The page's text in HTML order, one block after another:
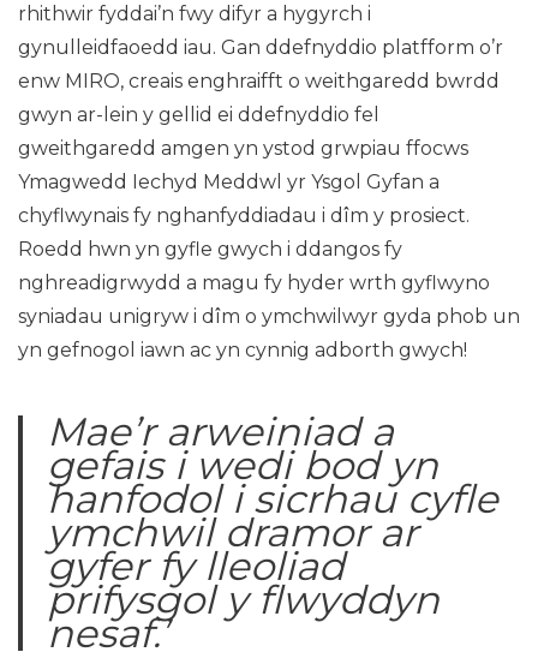
rhithwir fyddai’n fwy difyr a hygyrch i
gynulleidfaoedd iau. Gan ddefnyddio platfform o’r
enw MIRO, creais enghraifft o weithgaredd bwrdd
gwyn ar-lein y gellid ei ddefnyddio fel
gweithgaredd amgen yn ystod grwpiau ffocws
Ymagwedd Iechyd Meddwl yr Ysgol Gyfan a
chyflwynais fy nghanfyddiadau i dîm y prosiect.
Roedd hwn yn gyfle gwych i ddangos fy
nghreadigrwydd a magu fy hyder wrth gyflwyno
syniadau unigryw i dîm o ymchwilwyr gyda phob un
yn gefnogol iawn ac yn cynnig adborth gwych!
Mae’r arweiniad a
gefais i wedi bod yn
hanfodol i sicrhau cyfle
ymchwil dramor ar
gyfer fy lleoliad
prifysgol y flwyddyn
nesaf.’